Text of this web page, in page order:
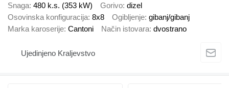
Snaga 480 k.s. (353 kW) Gorivo dizel
Osovinska konfiguracija 8x8 Ogibljenje gibanj/gibanj
Marka karoserije Cantoni Način istovara dvostrano
Ujedinjeno Kraljevstvo